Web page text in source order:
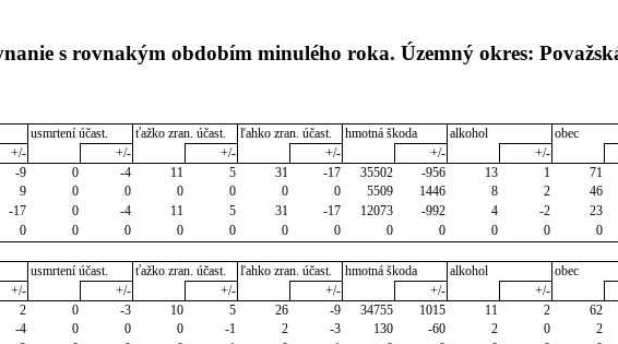
s rovnakým obdobím minulého roka. Územný okres:
usmrtení účast. ťažko zran. účast. ľahko zran. účast. hmotná škoda alkohol
obec
+/-
+/- +/- +/- +/- +/-
-9 0 -4 11 5 31 -17 35502 -956 13 1 71
9 0 0 0 0 0 0 5509 1446 8 2 46
-17 0 -4 11 5 31 -17 12073 -992 4 -2 23
0 0 0 0 0 0 0 0 0 0 0 0
usmrtení účast. ťažko zran. účast. ľahko zran. účast. hmotná škoda alkohol
obec
+/-
+/- +/- +/- +/- +/-
2 0 -3 10 5 26 -9 34755 1015 11 2 62
-4 0 0 0 -1 2 -3 130 -60 2 0 2